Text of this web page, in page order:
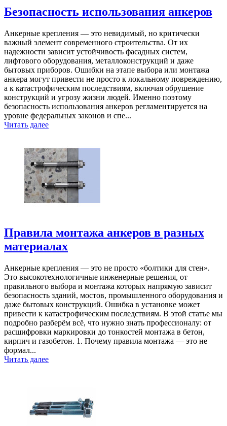
Безопасность использования анкеров
Анкерные крепления — это невидимый, но критически
важный элемент современного строительства. От их
надежности зависит устойчивость фасадных систем,
лифтового оборудования, металлоконструкций и даже
бытовых приборов. Ошибки на этапе выбора или монтажа
анкера могут привести не просто к локальному повреждению,
а к катастрофическим последствиям, включая обрушение
конструкций и угрозу жизни людей. Именно поэтому
безопасность использования анкеров регламентируется на
уровне федеральных законов и спе...
Читать далее
Правила монтажа анкеров в разных
материалах
Анкерные крепления — это не просто «болтики для стен».
Это высокотехнологичные инженерные решения, от
правильного выбора и монтажа которых напрямую зависит
безопасность зданий, мостов, промышленного оборудования и
даже бытовых конструкций. Ошибка в установке может
привести к катастрофическим последствиям. В этой статье мы
подробно разберём всё, что нужно знать профессионалу: от
расшифровки маркировки до тонкостей монтажа в бетон,
кирпич и газобетон. 1. Почему правила монтажа — это не
формал...
Читать далее